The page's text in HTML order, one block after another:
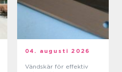
04. augusti 2026
Vändskär för effektiv